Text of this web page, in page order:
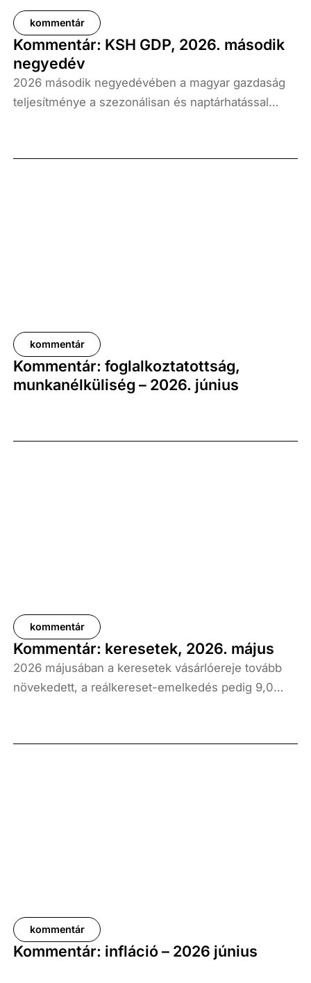
kommentár
Kommentár: KSH GDP, 2026. második
negyedév
2026 második negyedévében a magyar gazdaság
teljesítménye a szezonálisan és naptárhatással
százalékkal, míg az előző negyedévhez képest 0,4
kommentár
Kommentár: foglalkoztatottság,
munkanélküliség – 2026. június
kommentár
Kommentár: keresetek, 2026. május
2026 májusában a keresetek vásárlóereje tovább
növekedett, a reálkereset-emelkedés pedig 9,0
százalékot, a nettóé 11,0 százalékot tett ki, emellett
kommentár
Kommentár: infláció – 2026 június